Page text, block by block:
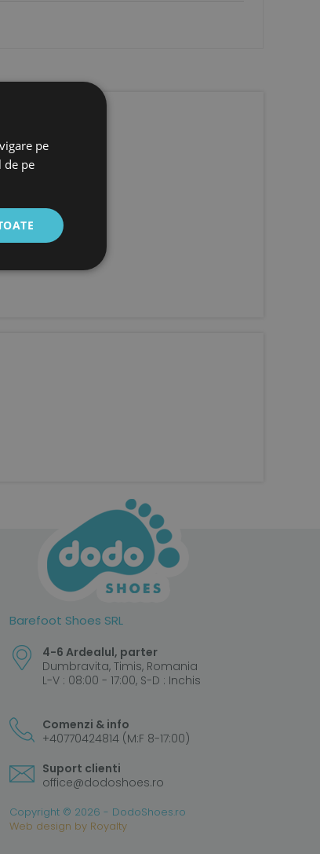
Barefoot Shoes SRL
4-6 Ardealul, parter
Dumbravita, Timis, Romania
L-V : 08:00 - 17:00, S-D : Inchis
Comenzi & info
+40770424814 (M:F 8-17:00)
Suport clienti
office@dodoshoes.ro
Copyright © 2026 - DodoShoes.ro
Web design by Royalty
pe
de pe